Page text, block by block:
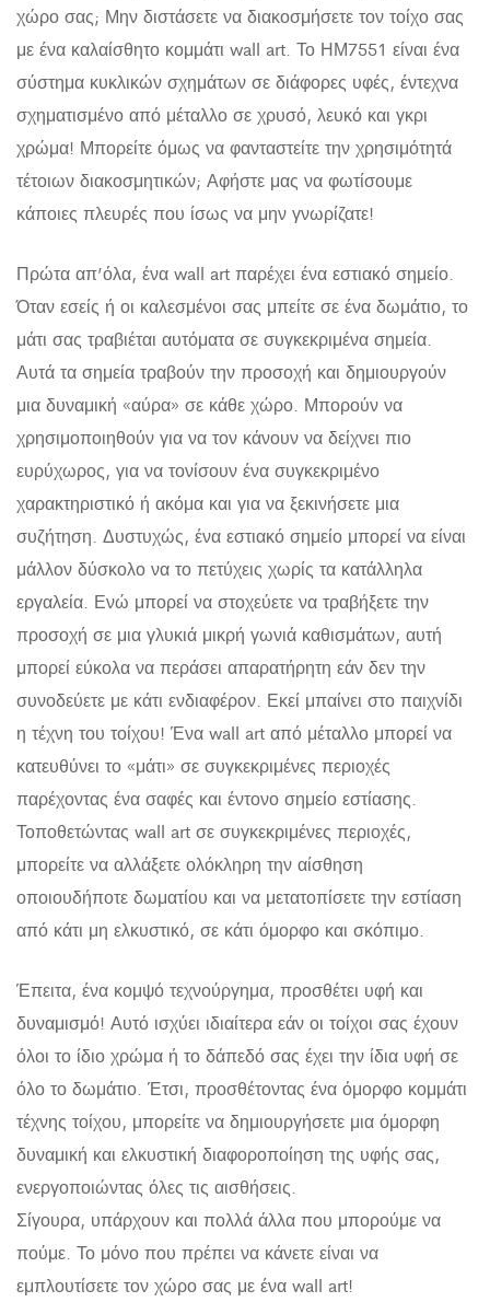
χώρο σας; Μην διστάσετε να διακοσμήσετε τον τοίχο σας
με ένα καλαίσθητο κομμάτι wall art. Το ΗΜ7551 είναι ένα
σύστημα κυκλικών σχημάτων σε διάφορες υφές, έντεχνα
σχηματισμένο από μέταλλο σε χρυσό, λευκό και γκρι
χρώμα! Μπορείτε όμως να φανταστείτε την χρησιμότητά
τέτοιων διακοσμητικών; Αφήστε μας να φωτίσουμε
κάποιες πλευρές που ίσως να μην γνωρίζατε!
Πρώτα απ’όλα, ένα wall art παρέχει ένα εστιακό σημείο.
Όταν εσείς ή οι καλεσμένοι σας μπείτε σε ένα δωμάτιο, το
μάτι σας τραβιέται αυτόματα σε συγκεκριμένα σημεία.
Αυτά τα σημεία τραβούν την προσοχή και δημιουργούν
μια δυναμική «αύρα» σε κάθε χώρο. Μπορούν να
χρησιμοποιηθούν για να τον κάνουν να δείχνει πιο
ευρύχωρος, για να τονίσουν ένα συγκεκριμένο
χαρακτηριστικό ή ακόμα και για να ξεκινήσετε μια
συζήτηση. Δυστυχώς, ένα εστιακό σημείο μπορεί να είναι
μάλλον δύσκολο να το πετύχεις χωρίς τα κατάλληλα
εργαλεία. Ενώ μπορεί να στοχεύετε να τραβήξετε την
προσοχή σε μια γλυκιά μικρή γωνιά καθισμάτων, αυτή
μπορεί εύκολα να περάσει απαρατήρητη εάν δεν την
συνοδεύετε με κάτι ενδιαφέρον. Εκεί μπαίνει στο παιχνίδι
η τέχνη του τοίχου! Ένα wall art από μέταλλο μπορεί να
κατευθύνει το «μάτι» σε συγκεκριμένες περιοχές
παρέχοντας ένα σαφές και έντονο σημείο εστίασης.
Τοποθετώντας wall art σε συγκεκριμένες περιοχές,
μπορείτε να αλλάξετε ολόκληρη την αίσθηση
οποιουδήποτε δωματίου και να μετατοπίσετε την εστίαση
από κάτι μη ελκυστικό, σε κάτι όμορφο και σκόπιμο.
Έπειτα, ένα κομψό τεχνούργημα, προσθέτει υφή και
δυναμισμό! Αυτό ισχύει ιδιαίτερα εάν οι τοίχοι σας έχουν
όλοι το ίδιο χρώμα ή το δάπεδό σας έχει την ίδια υφή σε
όλο το δωμάτιο. Έτσι, προσθέτοντας ένα όμορφο κομμάτι
τέχνης τοίχου, μπορείτε να δημιουργήσετε μια όμορφη
δυναμική και ελκυστική διαφοροποίηση της υφής σας,
ενεργοποιώντας όλες τις αισθήσεις.
Σίγουρα, υπάρχουν και πολλά άλλα που μπορούμε να
πούμε. Το μόνο που πρέπει να κάνετε είναι να
εμπλουτίσετε τον χώρο σας με ένα wall art!